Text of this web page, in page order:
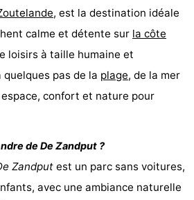
, est la destination idéale
calme et détente sur la côte
loisirs à taille humaine et
pas de la plage, de la mer
confort et nature pour
de De Zandput ?
Zandput est un parc sans voitures,
avec une ambiance naturelle